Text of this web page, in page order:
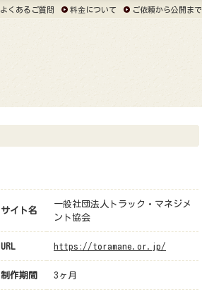
よくあるご質問 料金について ご依頼から公開まで
サイト名
一般社団法人トラック・マネジメ
ント協会
URL https://toramane.or.jp/
制作期間 3ヶ月